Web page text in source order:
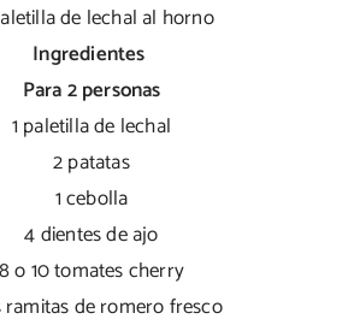
Ingredientes
Para 2 personas
1 paletilla de lechal
2 patatas
1 cebolla
4 dientes de ajo
8 o 10 tomates cherry
ramitas de romero fresco